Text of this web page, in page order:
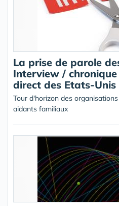
La prise de parole
Interview /
direct des Etats-Unis
Tour d'horizon des
aidants familiaux